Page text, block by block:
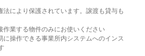
法により保護されています。譲渡も貸与も
作業する物件のみにお使いください
に操作できる事業所内システムへのインス